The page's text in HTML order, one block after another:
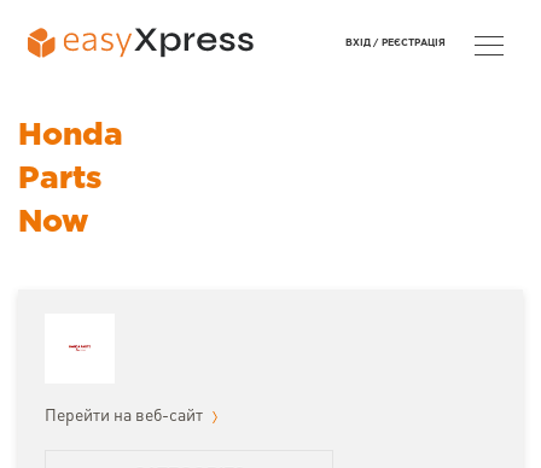
Honda
Parts
Now
Перейти на веб-сайт
ВХІД / РЕЄСТРАЦІЯ